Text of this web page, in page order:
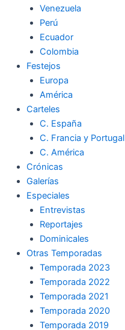
k
Venezuela
Perú
Ecuador
Colombia
Festejos
Europa
América
Carteles
C. España
C. Francia y Portugal
C. América
Crónicas
Galerías
Especiales
Entrevistas
Reportajes
Dominicales
Otras Temporadas
Temporada 2023
Temporada 2022
Temporada 2021
Temporada 2020
Temporada 2019